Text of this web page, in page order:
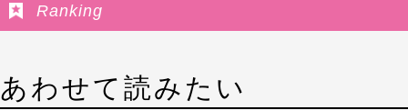
Ranking
あわせて読みたい